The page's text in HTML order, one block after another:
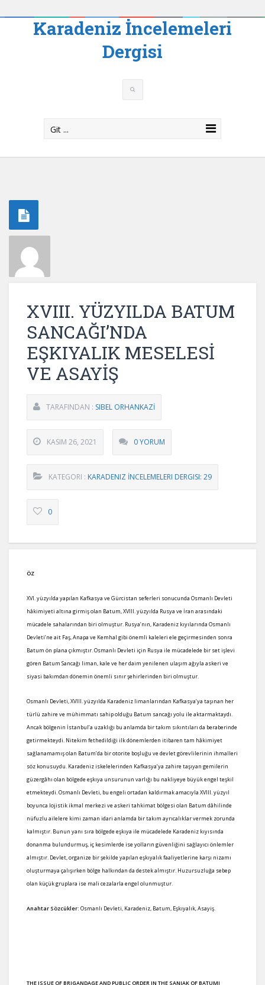
Karadeniz İncelemeleri
Dergisi
Git ...
XVIII. YÜZYILDA BATUM
SANCAĞI’NDA
EŞKIYALIK MESELESİ
VE ASAYİŞ
TARAFINDAN : SIBEL ORHANKAZİ
KASIM 26, 2021 0 YORUM
KATEGORI : KARADENIZ İNCELEMELERI DERGISI: 29
0
ÖZ
XVI. yüzyılda yapılan Kafkasya ve Gürcistan seferleri sonucunda Osmanlı Devleti
hâkimiyeti altına girmiş olan Batum, XVIII. yüzyılda Rusya ve İran arasındaki
mücadele sahalarından biri olmuştur. Rusya’nın, Karadeniz kıyılarında Osmanlı
Devleti’ne ait Faş, Anapa ve Kemhal gibi önemli kaleleri ele geçirmesinden sonra
Batum ön plana çıkmıştır. Osmanlı Devleti için Rusya ile mücadelede bir set işlevi
gören Batum Sancağı liman, kale ve her daim yenilenen ulaşım ağıyla askeri ve
siyasi bakımdan dönemin önemli sınır şehirlerinden biri olmuştur.
Osmanlı Devleti, XVIII. yüzyılda Karadeniz limanlarından Kafkasya’ya taşınan her
türlü zahire ve mühimmatı sahip olduğu Batum sancağı yolu ile aktarmaktaydı.
Ancak bölgenin İstanbul’a uzaklığı bu anlamda bir takım sıkıntıları da beraberinde
getirmekteydi. Nitekim fethedildiği ilk dönemlerden itibaren tam hâkimiyet
sağlanamamış olan Batum’da bir otorite boşluğu ve devlet görevlilerinin ihmalleri
söz konusuydu. Karadeniz iskelelerinden Kafkasya’ya zahire taşıyan gemilerin
güzergâhı olan bölgede eşkıya unsurunun varlığı bu nakliyeye büyük engel teşkil
etmekteydi. Osmanlı Devleti, bu engeli ortadan kaldırmak amacıyla XVIII. yüzyıl
boyunca lojistik ikmal merkezi ve askeri tahkimat bölgesi olan Batum dâhilinde
nüfuzlu ailelere kimi zaman idari anlamda bir takım ayrıcalıklar vermek zorunda
kalmıştır. Bunun yanı sıra bölgede eşkıya ile mücadelede Karadeniz kıyısında
donanma bulundurmuş, iç kesimlerde ise yolların güvenliğini sağlayıcı önlemler
almıştır. Devlet, organize bir şekilde yapılan eşkıyalık faaliyetlerine karşı nizamı
oluşturmaya çalışırken bölge halkından da destek almıştır. Huzursuzluğa sebep
olan küçük gruplara ise mali cezalarla engel olunmuştur.
Anahtar Sözcükler: Osmanlı Devleti, Karadeniz, Batum, Eşkıyalık, Asayiş.
THE ISSUE OF BRIGANDAGE AND PUBLIC ORDER IN THE SANJAK OF BATUMI